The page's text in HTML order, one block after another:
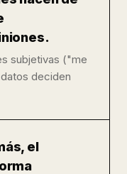
subjetivas ("me
deciden
el